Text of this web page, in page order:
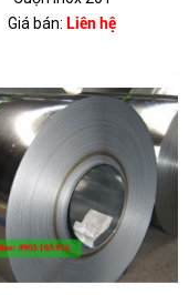
Giá bán: Liên hệ